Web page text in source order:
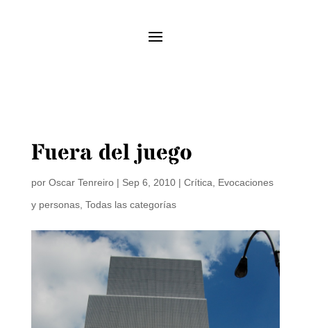
Fuera del juego
por Oscar Tenreiro| Sep 6, 2010| Crítica
Evocaciones
y personas, Todas las categorías